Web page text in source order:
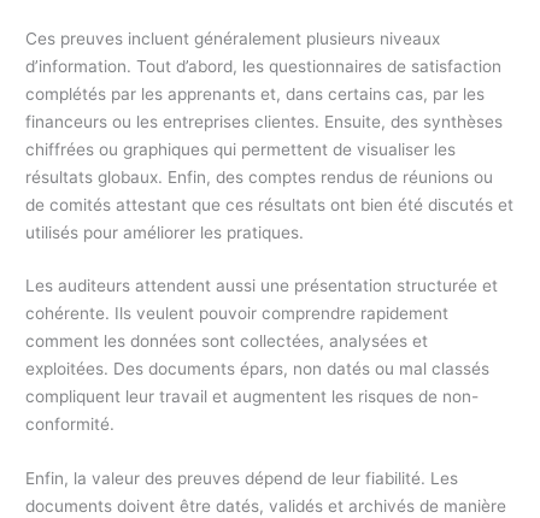
Ces preuves incluent généralement plusieurs niveaux
d’information. Tout d’abord, les questionnaires de satisfaction
complétés par les apprenants et, dans certains cas, par les
financeurs ou les entreprises clientes. Ensuite, des synthèses
chiffrées ou graphiques qui permettent de visualiser les
résultats globaux. Enfin, des comptes rendus de réunions ou
de comités attestant que ces résultats ont bien été discutés et
utilisés pour améliorer les pratiques.
Les auditeurs attendent aussi une présentation structurée et
cohérente. Ils veulent pouvoir comprendre rapidement
comment les données sont collectées, analysées et
exploitées. Des documents épars, non datés ou mal classés
compliquent leur travail et augmentent les risques de non-
conformité.
Enfin, la valeur des preuves dépend de leur fiabilité. Les
documents doivent être datés, validés et archivés de manière